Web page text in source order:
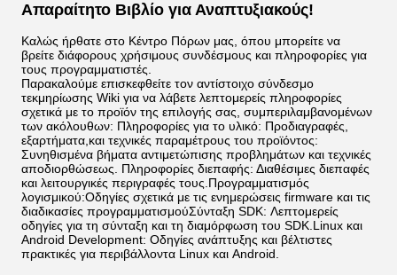
Απαραίτητο Βιβλίο για Αναπτυξιακούς!
Καλώς ήρθατε στο Κέντρο Πόρων μας, όπου μπορείτε να
βρείτε διάφορους χρήσιμους συνδέσμους και πληροφορίες για
τους προγραμματιστές.
Παρακαλούμε επισκεφθείτε τον αντίστοιχο σύνδεσμο
τεκμηρίωσης Wiki για να λάβετε λεπτομερείς πληροφορίες
σχετικά με το προϊόν της επιλογής σας, συμπεριλαμβανομένων
των ακόλουθων: Πληροφορίες για το υλικό: Προδιαγραφές,
εξαρτήματα,και τεχνικές παραμέτρους του προϊόντος:
Συνηθισμένα βήματα αντιμετώπισης προβλημάτων και τεχνικές
αποδιορθώσεως. Πληροφορίες διεπαφής: Διαθέσιμες διεπαφές
και λειτουργικές περιγραφές τους.Προγραμματισμός
λογισμικού:Οδηγίες σχετικά με τις ενημερώσεις firmware και τις
διαδικασίες προγραμματισμούΣύνταξη SDK: Λεπτομερείς
οδηγίες για τη σύνταξη και τη διαμόρφωση του SDK.Linux και
Android Development: Οδηγίες ανάπτυξης και βέλτιστες
πρακτικές για περιβάλλοντα Linux και Android.